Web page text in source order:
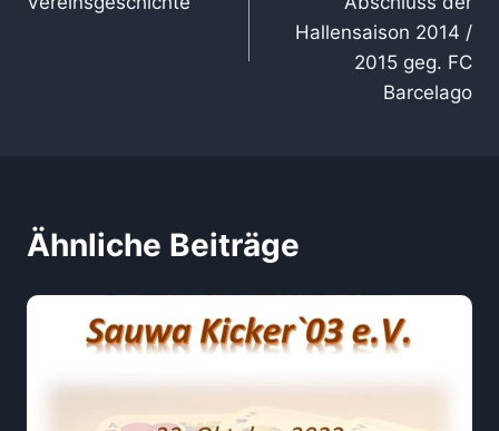
Hallensaison 2014 /
2015 geg. FC
Barcelago
Ähnliche Beiträge